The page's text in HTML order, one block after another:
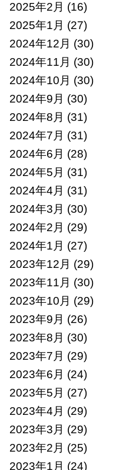
2025年2月 (16)
2025年1月 (27)
2024年12月 (30)
2024年11月 (30)
2024年10月 (30)
2024年9月 (30)
2024年8月 (31)
2024年7月 (31)
2024年6月 (28)
2024年5月 (31)
2024年4月 (31)
2024年3月 (30)
2024年2月 (29)
2024年1月 (27)
2023年12月 (29)
2023年11月 (30)
2023年10月 (29)
2023年9月 (26)
2023年8月 (30)
2023年7月 (29)
2023年6月 (24)
2023年5月 (27)
2023年4月 (29)
2023年3月 (29)
2023年2月 (25)
2023年1月 (24)